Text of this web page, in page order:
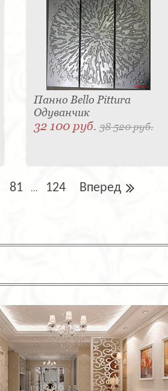
Панно Bello Pittura
Одуванчик
32 100 руб.38 520 руб.
81 ... 124 Вперед